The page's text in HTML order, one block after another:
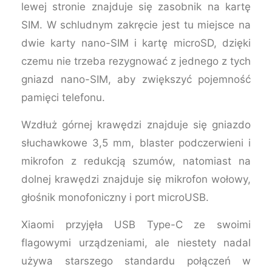
lewej stronie znajduje się zasobnik na kartę
SIM. W schludnym zakręcie jest tu miejsce na
dwie karty nano-SIM i kartę microSD, dzięki
czemu nie trzeba rezygnować z jednego z tych
gniazd nano-SIM, aby zwiększyć pojemność
pamięci telefonu.
Wzdłuż górnej krawędzi znajduje się gniazdo
słuchawkowe 3,5 mm, blaster podczerwieni i
mikrofon z redukcją szumów, natomiast na
dolnej krawędzi znajduje się mikrofon wołowy,
głośnik monofoniczny i port microUSB.
Xiaomi przyjęła USB Type-C ze swoimi
flagowymi urządzeniami, ale niestety nadal
używa starszego standardu połączeń w